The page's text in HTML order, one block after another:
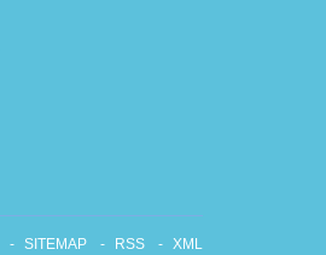
SITEMAP RSS XML